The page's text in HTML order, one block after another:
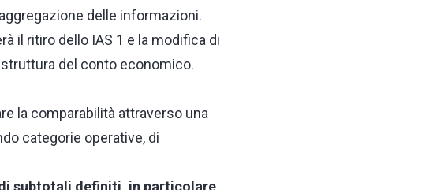
delle informazioni.
il ritiro dello IAS 1 e la modifica di
del conto economico.
la comparabilità attraverso una
categorie operative, di
subtotali definiti, in particolare